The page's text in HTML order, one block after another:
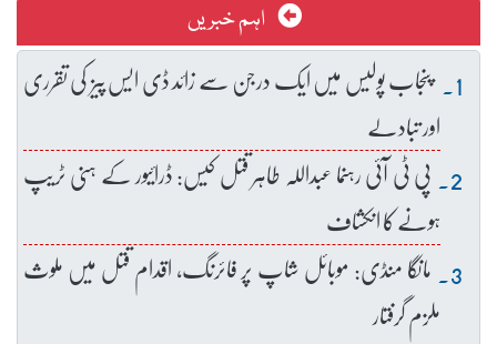
اہم خبریں
پنجاب پولیس میں ایک درجن سے زائد ڈی ایس پیز کی تقرری
اور تبادلے
پی ٹی آئی رہنما عبداللہ طاہر قتل کیس: ڈرائیور کے ہنی ٹریپ
ہونے کا انکشاف
مانگا منڈی: موبائل شاپ پر فائرنگ، اقدام قتل میں ملوث
ملزم گرفتار